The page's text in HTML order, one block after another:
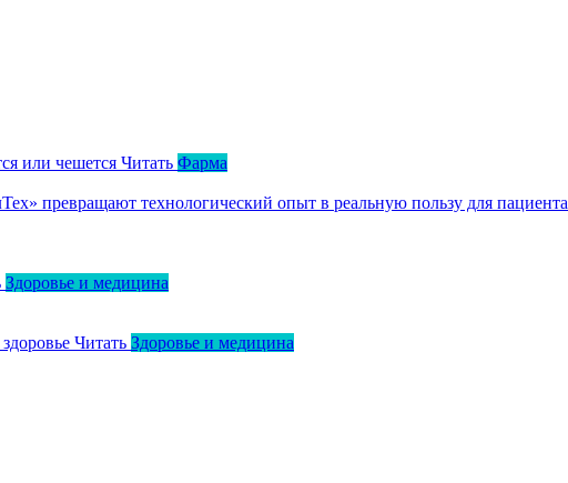
или чешется Читать Фарма
превращают технологический опыт в реальную пользу для пациента
Здоровье и медицина
Читать Здоровье и медицина